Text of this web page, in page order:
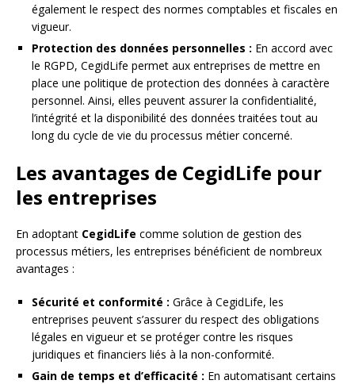
également le respect des normes comptables et fiscales en
vigueur.
Protection des données personnelles : En accord avec
le RGPD, CegidLife permet aux entreprises de mettre en
place une politique de protection des données à caractère
personnel. Ainsi, elles peuvent assurer la confidentialité,
l’intégrité et la disponibilité des données traitées tout au
long du cycle de vie du processus métier concerné.
Les avantages de CegidLife pour
les entreprises
En adoptant CegidLife comme solution de gestion des
processus métiers, les entreprises bénéficient de nombreux
avantages :
Sécurité et conformité : Grâce à CegidLife, les
entreprises peuvent s’assurer du respect des obligations
légales en vigueur et se protéger contre les risques
juridiques et financiers liés à la non-conformité.
Gain de temps et d’efficacité : En automatisant certains